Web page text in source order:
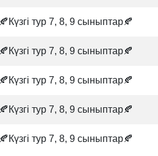
🍂Күзгі тур 7, 8, 9 сыныптар🍂
🍂Күзгі тур 7, 8, 9 сыныптар🍂
🍂Күзгі тур 7, 8, 9 сыныптар🍂
🍂Күзгі тур 7, 8, 9 сыныптар🍂
🍂Күзгі тур 7, 8, 9 сыныптар🍂